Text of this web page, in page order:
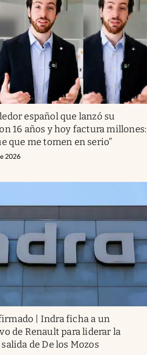
español que lanzó su
16 años y hoy factura millones:
que me tomen en serio”
2026
| Indra ficha a un
de Renault para liderar la
de De los Mozos